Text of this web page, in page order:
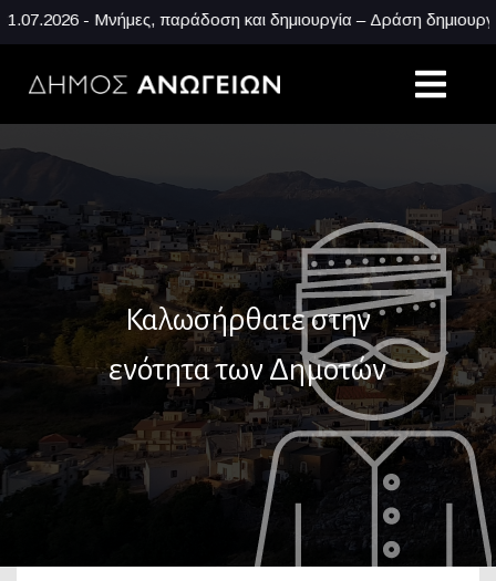
- Μνήμες, παράδοση και δημιουργία – Δράση
Καλωσήρθατε στην
ενότητα των Δημοτών